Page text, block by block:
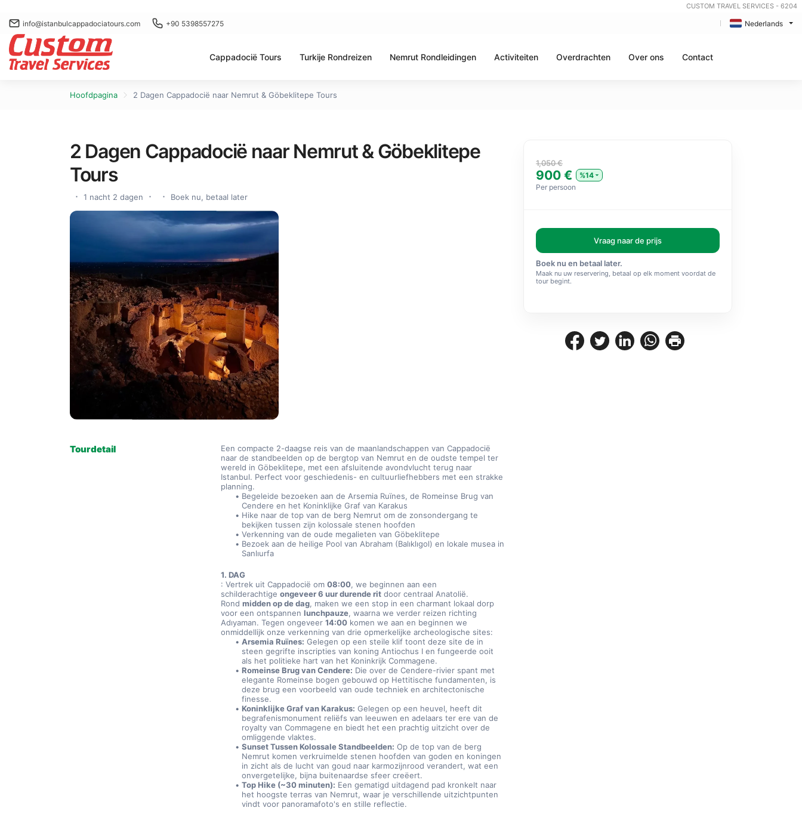
CUSTOM TRAVEL SERVICES - 6204
info@istanbulcappadociatours.com +90 5398557275 Nederlands
Cappadocië Tours Turkije Rondreizen Nemrut Rondleidingen Activiteiten Overdrachten Over ons Contact
Hoofdpagina 2 Dagen Cappadocië naar Nemrut & Göbeklitepe Tours
2 Dagen Cappadocië naar Nemrut & Göbeklitepe
Tours
1 nacht 2 dagen Boek nu, betaal later
Tourdetail
Een compacte 2-daagse reis van de maanlandschappen van Cappadocië
naar de standbeelden op de bergtop van Nemrut en de oudste tempel ter
wereld in Göbeklitepe, met een afsluitende avondvlucht terug naar
Istanbul. Perfect voor geschiedenis- en cultuurliefhebbers met een strakke
planning.
Begeleide bezoeken aan de Arsemia Ruïnes, de Romeinse Brug van
Cendere en het Koninklijke Graf van Karakus
Hike naar de top van de berg Nemrut om de zonsondergang te
bekijken tussen zijn kolossale stenen hoofden
Verkenning van de oude megalieten van Göbeklitepe
Bezoek aan de heilige Pool van Abraham (Balıklıgol) en lokale musea in
Sanlıurfa
1. DAG
: Vertrek uit Cappadocië om 08:00, we beginnen aan een
schilderachtige ongeveer 6 uur durende rit door centraal Anatolië.
Rond midden op de dag, maken we een stop in een charmant lokaal dorp
voor een ontspannen lunchpauze, waarna we verder reizen richting
Adıyaman. Tegen ongeveer 14:00 komen we aan en beginnen we
onmiddellijk onze verkenning van drie opmerkelijke archeologische sites:
Arsemia Ruïnes: Gelegen op een steile klif toont deze site de in
steen gegrifte inscripties van koning Antiochus I en fungeerde ooit
als het politieke hart van het Koninkrijk Commagene.
Romeinse Brug van Cendere: Die over de Cendere-rivier spant met
elegante Romeinse bogen gebouwd op Hettitische fundamenten, is
deze brug een voorbeeld van oude techniek en architectonische
finesse.
Koninklijke Graf van Karakus: Gelegen op een heuvel, heeft dit
begrafenismonument reliëfs van leeuwen en adelaars ter ere van de
royalty van Commagene en biedt het een prachtig uitzicht over de
omliggende vlaktes.
Sunset Tussen Kolossale Standbeelden: Op de top van de berg
Nemrut komen verkruimelde stenen hoofden van goden en koningen
in zicht als de lucht van goud naar karmozijnrood verandert, wat een
onvergetelijke, bijna buitenaardse sfeer creëert.
Top Hike (~30 minuten): Een gematigd uitdagend pad kronkelt naar
het hoogste terras van Nemrut, waar je verschillende uitzichtpunten
vindt voor panoramafoto's en stille reflectie.
1,050 €
900 €
%14
Per persoon
Vraag naar de prijs
Boek nu en betaal later.
Maak nu uw reservering, betaal op elk moment voordat de
tour begint.